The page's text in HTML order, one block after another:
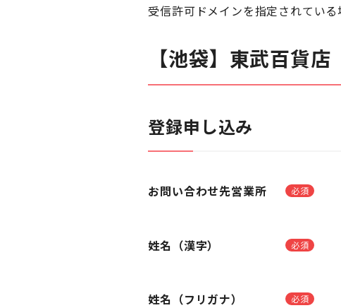
受信許可ドメインを指定されてい
【池袋】東武百貨
登録申し込み
お問い合わせ先営業所 必須
姓名（漢字） 必須
姓名（フリガナ） 必須